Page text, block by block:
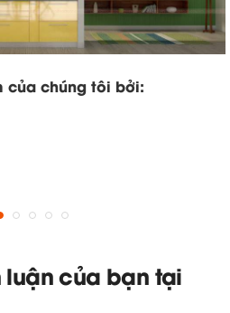
của chúng tôi bởi:
của bạn tại